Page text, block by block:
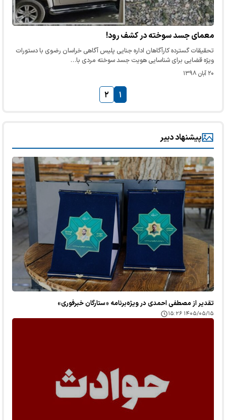
معمای جسد سوخته در کشف رود!
تحقیقات گسترده کارآگاهان اداره جنایی پلیس آگاهی خراسان رضوی با دستورات
ویژه قضایی برای شناسایی هویت جسد سوخته مردی با…
۲۰ آبان ۱۳۹۸
۱ ۲
پیشنهاد دبیر
تقدیر از مصطفی احمدی در ویژه‌برنامه «ستارگان خبرفوری»
۱۴۰۵/۰۵/۱۵ ۱۵:۲۶